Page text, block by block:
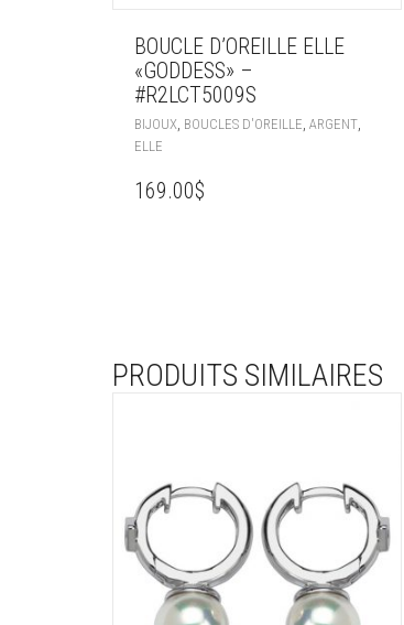
BOUCLE D’OREILLE ELLE
«GODDESS» –
#R2LCT5009S
BIJOUX BOUCLES D'OREILLE ARGENT
ELLE
169.00$
PRODUITS SIMILAIRES